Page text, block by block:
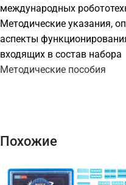
международных
Методические указания,
аспекты
входящих в состав набора
Методические пособия
Похожие